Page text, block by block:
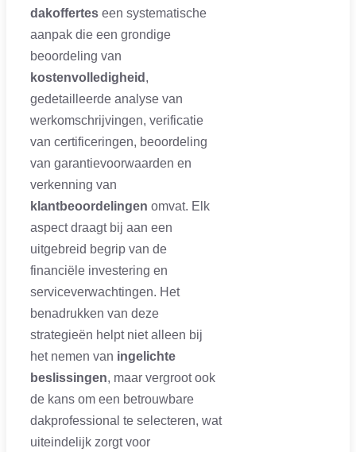
dakoffertes een systematische
aanpak die een grondige
beoordeling van
kostenvolledigheid ,
gedetailleerde analyse van
werkomschrijvingen, verificatie
van certificeringen, beoordeling
van garantievoorwaarden en
verkenning van
klantbeoordelingen omvat. Elk
aspect draagt bij aan een
uitgebreid begrip van de
financiële investering en
serviceverwachtingen. Het
benadrukken van deze
strategieën helpt niet alleen bij
het nemen van ingelichte
beslissingen, maar vergroot ook
de kans om een betrouwbare
dakprofessional te selecteren, wat
uiteindelijk zorgt voor